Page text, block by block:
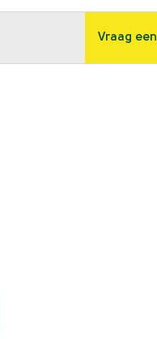
Vraag